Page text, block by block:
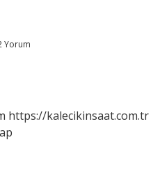
Yorum
https://kalecikinsaat.com.tr